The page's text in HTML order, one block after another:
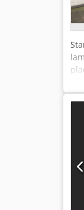
fra
x